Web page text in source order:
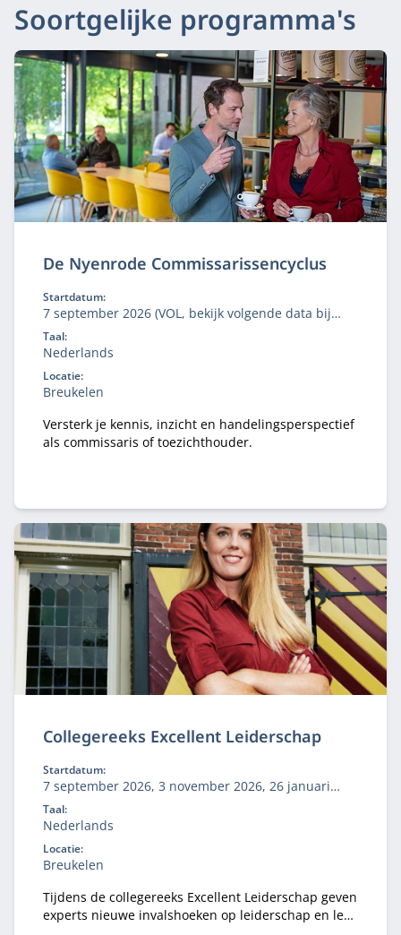
Soortgelijke programma's
De Nyenrode Commissarissencyclus
Startdatum:
7 september 2026 (VOL, bekijk volgende data bij
'aanmelden')
Taal:
Nederlands
Locatie:
Breukelen
Versterk je kennis, inzicht en handelingsperspectief
als commissaris of toezichthouder.
Collegereeks Excellent Leiderschap
Startdatum:
7 september 2026, 3 november 2026, 26 januari
2027, 10 mei 2027
Taal:
Nederlands
Locatie:
Breukelen
Tijdens de collegereeks Excellent Leiderschap geven
experts nieuwe invalshoeken op leiderschap en leer